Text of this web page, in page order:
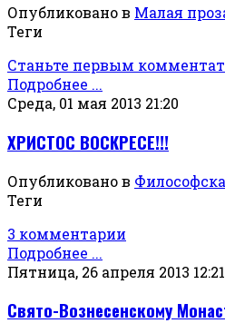
Опубликовано в Малая
Теги
Станьте первым
Подробнее ...
Среда, 01 мая 2013 21:20
ХРИСТОС ВОСКРЕСЕ!!!
Опубликовано в
Теги
3 комментарии
Подробнее ...
Пятница, 26 апреля 2013 12:21
Свято-Вознесенскому